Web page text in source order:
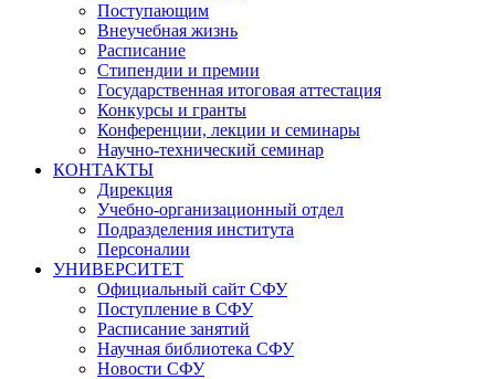
Поступающим
Внеучебная жизнь
Расписание
Стипендии и премии
Государственная итоговая аттестация
Конкурсы и гранты
Конференции, лекции и семинары
Научно-технический семинар
КОНТАКТЫ
Дирекция
Учебно-организационный отдел
Подразделения института
Персоналии
УНИВЕРСИТЕТ
Официальный сайт СФУ
Поступление в СФУ
Расписание занятий
Научная библиотека СФУ
Новости СФУ